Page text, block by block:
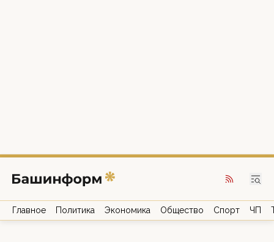
Главное Политика Экономика Общество Спорт ЧП